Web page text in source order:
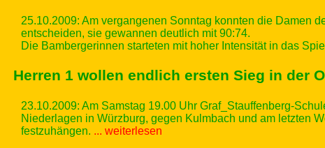
25.10.2009: Am vergangenen Sonntag konnten die Damen
entscheiden, sie gewannen deutlich mit 90:74.
Die Bambergerinnen starteten mit hoher Intensität in das
Herren 1 wollen endlich ersten Sieg in der
23.10.2009: Am Samstag 19.00 Uhr Graf_Stauffenberg-
Niederlagen in Würzburg, gegen Kulmbach und am letzten
festzuhängen. ... weiterlesen